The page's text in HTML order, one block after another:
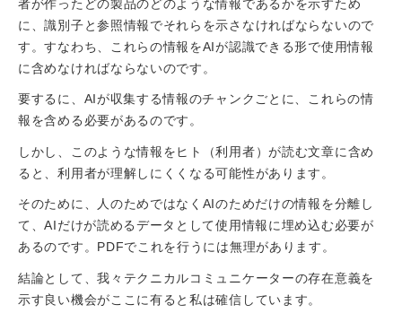
者が作ったどの製品のどのような情報であるかを示すため
に、識別子と参照情報でそれらを示さなければならないので
す。すなわち、これらの情報をAIが認識できる形で使用情報
に含めなければならないのです。
要するに、AIが収集する情報のチャンクごとに、これらの情
報を含める必要があるのです。
しかし、このような情報をヒト（利用者）が読む文章に含め
ると、利用者が理解しにくくなる可能性があります。
そのために、人のためではなくAIのためだけの情報を分離し
て、AIだけが読めるデータとして使用情報に埋め込む必要が
あるのです。PDFでこれを行うには無理があります。
結論として、我々テクニカルコミュニケーターの存在意義を
示す良い機会がここに有ると私は確信しています。